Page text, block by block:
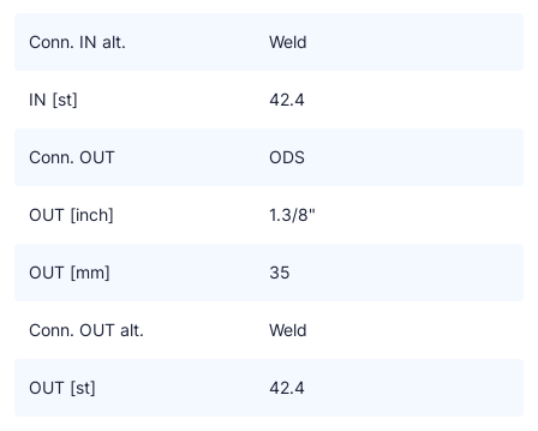
“(HC)” = Geschikt voor alle koudemiddelen die onder Polyhedra
koudemiddelen. Echter, gebruik je R290, dan moet je een
zuigfilter gaat.
Filterhuizen zonder bovengenoemde toevoegingen zijn geschikt
Conn. IN alt. Weld
IN [st] 42.4
Conn. OUT ODS
OUT [inch] 1.3/8"
OUT [mm] 35
Conn. OUT alt. Weld
OUT [st] 42.4